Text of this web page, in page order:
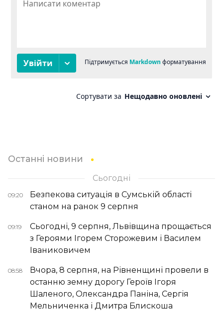
Останні новини
Сьогодні
09:20
Безпекова ситуація в Сумській області
станом на ранок 9 серпня
09:19
Сьогодні, 9 серпня, Львівщина прощається
з Героями Ігорем Сторожевим і Василем
Іваниковичем
08:58
Вчора, 8 серпня, на Рівненщині провели в
останню земну дорогу Героїв Ігоря
Шаленого, Олександра Паніна, Сергія
Мельниченка і Дмитра Блискоша